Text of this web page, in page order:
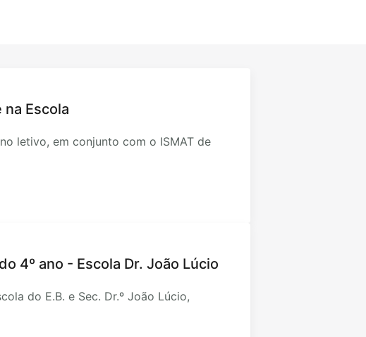
Escola
letivo, em conjunto com o ISMAT de
4º ano - Escola Dr. João Lúcio
do E.B. e Sec. Dr.º João Lúcio,